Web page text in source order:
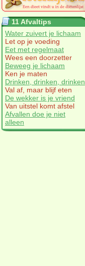
11 Afvaltips
Water zuivert je lichaam
Let op je voeding
Eet met regelmaat
Wees een doorzetter
Beweeg je lichaam
Ken je maten
Drinken, drinken, drinken
Val af, maar blijf eten
De wekker is je vriend
Van uitstel komt afstel
Afvallen doe je niet
alleen